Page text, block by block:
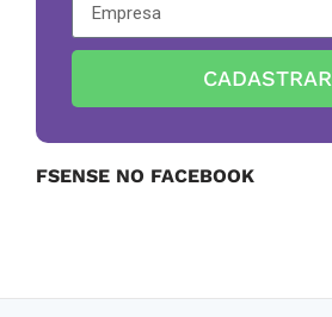
CADASTRAR
FSENSE NO FACEBOOK